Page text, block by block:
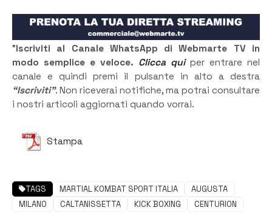
”Iscriviti al Canale WhatsApp di Webmarte TV in
modo semplice e veloce. Clicca quiper entrare nel
canale e quindi premi il pulsante in alto a destra
“Iscriviti”. Non riceverai notifiche, ma potrai consultare
i nostri articoli aggiornati quando vorrai.
Stampa
TAGS MARTIAL KOMBAT SPORT ITALIA
AUGUSTA
MILANO
CALTANISSETTA KICK BOXING CENTURION